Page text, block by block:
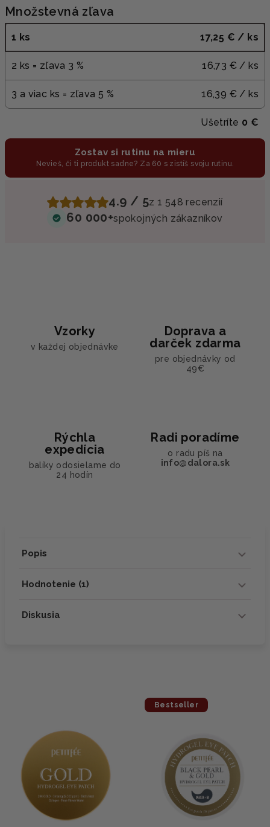
Množstevná zľava
1 ks 17,25 € / ks
2 ks = zľava 3 % 16,73 € / ks
3 a viac ks = zľava 5 % 16,39 € / ks
Ušetríte 0 €
Zostav si rutinu na mieru
Nevieš, či ti produkt sadne? Za 60 s zistíš svoju rutinu.
4.9 / 5z 1 548 recenzií
60 000+spokojných zákazníkov
Vzorky
v každej objednávke
Doprava a
darček zdarma
pre objednávky od
49€
Rýchla
expedícia
balíky odosielame do
24 hodín
Radi poradíme
o radu píš na
info@dalora.sk
Popis
Hodnotenie (1)
Diskusia
Bestseller